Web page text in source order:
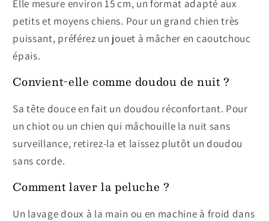
Elle mesure environ 15 cm, un format adapté aux
petits et moyens chiens. Pour un grand chien très
puissant, préférez un jouet à mâcher en caoutchouc
épais.
Convient-elle comme doudou de nuit ?
Sa tête douce en fait un doudou réconfortant. Pour
un chiot ou un chien qui mâchouille la nuit sans
surveillance, retirez-la et laissez plutôt un doudou
sans corde.
Comment laver la peluche ?
Un lavage doux à la main ou en machine à froid dans